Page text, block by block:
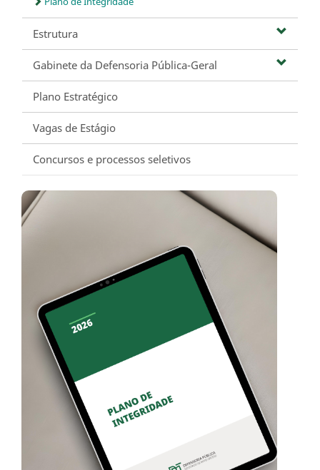
Estrutura
Gabinete da Defensoria Pública-Geral
Plano Estratégico
Vagas de Estágio
Concursos e processos seletivos